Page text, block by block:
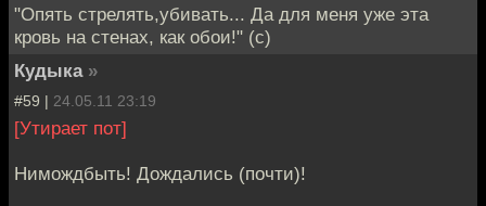
"Опять стрелять,убивать... Да для меня уже эта
кровь на стенах, как обои!" (с)
Кудыка »
#59 | 24.05.11 23:19
[Утирает пот]
Нимождбыть! Дождались (почти)!